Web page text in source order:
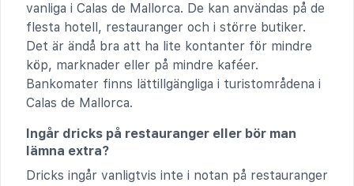
vanliga i Calas de Mallorca. De kan användas på de
flesta hotell, restauranger och i större butiker.
Det är ändå bra att ha lite kontanter för mindre
köp, marknader eller på mindre kaféer.
Bankomater finns lättillgängliga i turistområdena i
Calas de Mallorca.
Ingår dricks på restauranger eller bör man
lämna extra?
Dricks ingår vanligtvis inte i notan på restauranger